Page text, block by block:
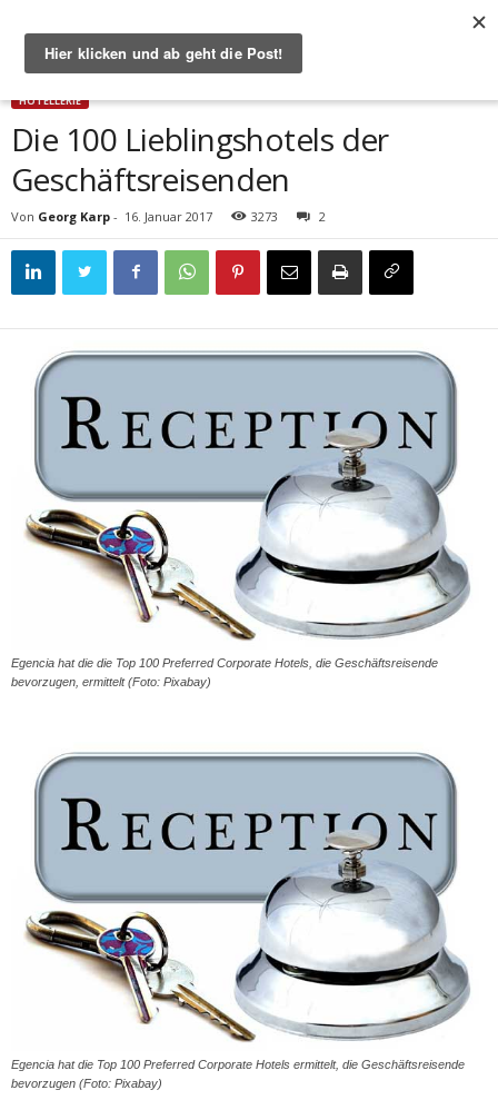
Start Hotellerie Die 100 Lieblingshotels der Geschäftsreisenden
HOTELLERIE
Die 100 Lieblingshotels der
Geschäftsreisenden
Von Georg Karp - 16. Januar 2017 3273 2
Egencia hat die die Top 100 Preferred Corporate Hotels, die Geschäftsreisende
bevorzugen, ermittelt (Foto: Pixabay)
Egencia hat die Top 100 Preferred Corporate Hotels ermittelt, die Geschäftsreisende
bevorzugen (Foto: Pixabay)